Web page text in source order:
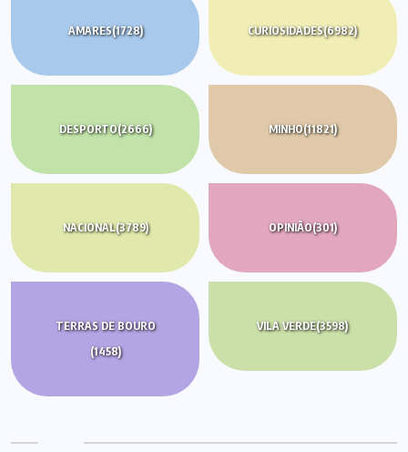
AMARES(1728) CURIOSIDADES(6982)
DESPORTO(2666) MINHO(11821)
NACIONAL(3789) OPINIÃO(301)
TERRAS DE BOURO
(1458)
VILA VERDE(3598)